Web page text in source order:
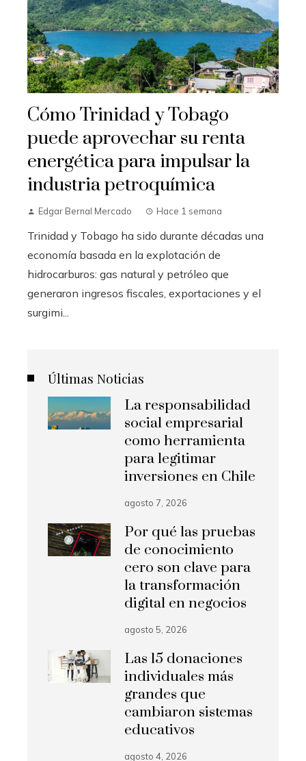
Cómo Trinidad y Tobago
puede aprovechar su renta
energética para impulsar la
industria petroquímica
Edgar Bernal Mercado Hace 1 semana
Trinidad y Tobago ha sido durante décadas una
economía basada en la explotación de
hidrocarburos: gas natural y petróleo que
generaron ingresos fiscales, exportaciones y el
surgimi...
Últimas Noticias
La responsabilidad
social empresarial
como herramienta
para legitimar
inversiones en Chile
agosto 7, 2026
Por qué las pruebas
de conocimiento
cero son clave para
la transformación
digital en negocios
agosto 5, 2026
Las 15 donaciones
individuales más
grandes que
cambiaron sistemas
educativos
agosto 4, 2026